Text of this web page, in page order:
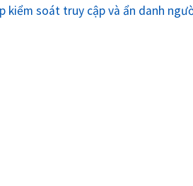
kiểm soát truy cập và ẩn danh